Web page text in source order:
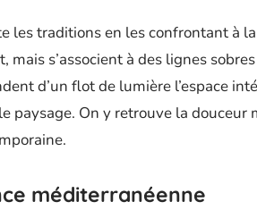
les traditions en les confrontant à
mais s’associent à des lignes
d’un flot de lumière l’espace
paysage. On y retrouve la douceur
méditerranéenne